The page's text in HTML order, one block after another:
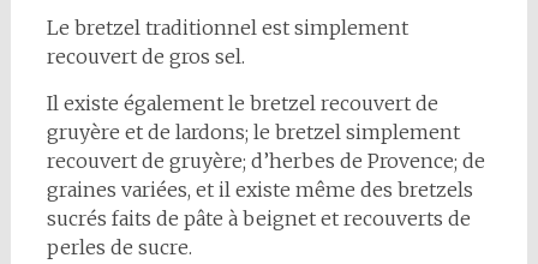
Le bretzel traditionnel est simplement
recouvert de gros sel.
Il existe également le bretzel recouvert de
gruyère et de lardons; le bretzel simplement
recouvert de gruyère; d’herbes de Provence; de
graines variées, et il existe même des bretzels
sucrés faits de pâte à beignet et recouverts de
perles de sucre.